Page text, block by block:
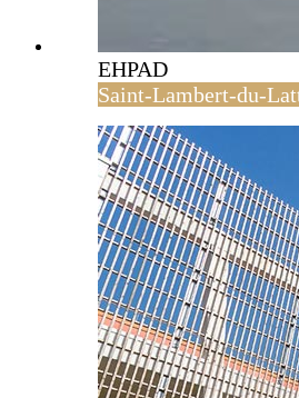
EHPAD
Saint-Lambert-du-